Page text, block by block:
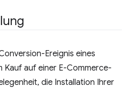
Ereignis eines
Kauf auf einer E-Commerce-
die Installation Ihrer